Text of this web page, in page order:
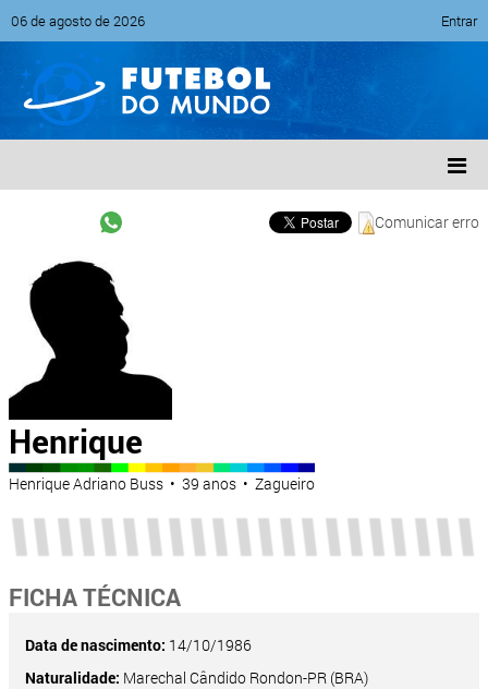
06 de agosto de 2026 Entrar
Comunicar erro
Henrique
Henrique Adriano Buss • 39 anos • Zagueiro
FICHA TÉCNICA
Data de nascimento: 14/10/1986
Naturalidade: Marechal Cândido Rondon-PR (BRA)